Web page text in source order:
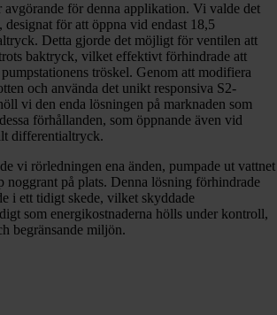
avgörande för denna applikation. Vi valde det
designat för att öppna vid endast 18,5
Detta gjorde det möjligt för ventilen att
baktryck, vilket effektivt förhindrade att
tröskel. Genom att modifiera
och använda det unikt responsiva S2-
vi den enda lösningen på marknaden som
förhållanden, som öppnande även vid
differentialtryck.
vi rörledningen ena änden, pumpade ut vattnet
noggrant på plats. Denna lösning förhindrade
i ett tidigt skede, vilket skyddade
som energikostnaderna hölls under kontroll,
begränsande miljön.